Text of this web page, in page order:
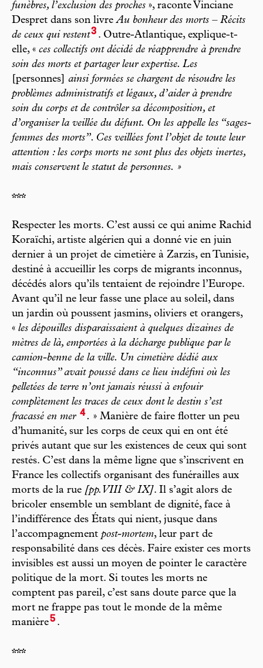
funèbres, l’exclusion des proches », raconte Vinciane
Despret dans son livreAu bonheur des morts – Récits
de ceux qui restent3 . Outre-Atlantique, explique-t-
elle, « ces collectifs ont décidé de réapprendre à prendre
soin des morts et partager leur expertise. Les
[personnes] ainsi formées se chargent de résoudre les
problèmes administratifs et légaux, d’aider à prendre
soin du corps et de contrôler sa décomposition, et
d’organiser la veillée du défunt. On les appelle les “sages-
femmes des morts”. Ces veillées font l’objet de toute leur
attention : les corps morts ne sont plus des objets inertes,
mais conservent le statut de personnes. »
***
Respecter les morts. C’est aussi ce qui anime Rachid
Koraïchi, artiste algérien qui a donné vie en juin
dernier à un projet de cimetière à Zarzis, en Tunisie,
destiné à accueillir les corps de migrants inconnus,
décédés alors qu’ils tentaient de rejoindre l’Europe.
Avant qu’il ne leur fasse une place au soleil, dans
un jardin où poussent jasmins, oliviers et orangers,
« les dépouilles disparaissaient à quelques dizaines de
mètres de là, emportées à la décharge publique par le
camion-benne de la ville. Un cimetière dédié aux
“inconnus” avait poussé dans ce lieu indéfini où les
pelletées de terre n’ont jamais réussi à enfouir
complètement les traces de ceux dont le destin s’est
fracassé en mer 4. » Manière de faire flotter un peu
d’humanité, sur les corps de ceux qui en ont été
privés autant que sur les existences de ceux qui sont
restés. C’est dans la même ligne que s’inscrivent en
France les collectifs organisant des funérailles aux
morts de la rue [pp. VIII & IX]. Il s’agit alors de
bricoler ensemble un semblant de dignité, face à
l’indifférence des États qui nient, jusque dans
l’accompagnement post-mortem, leur part de
responsabilité dans ces décès. Faire exister ces morts
invisibles est aussi un moyen de pointer le caractère
politique de la mort. Si toutes les morts ne
comptent pas pareil, c’est sans doute parce que la
mort ne frappe pas tout le monde de la même
manière5 .
***